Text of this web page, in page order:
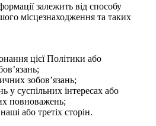
залежить від способу
місцезнаходження та таких
цієї Політики або
зобов’язань;
у суспільних інтересах або
повноважень;
або третіх сторін.